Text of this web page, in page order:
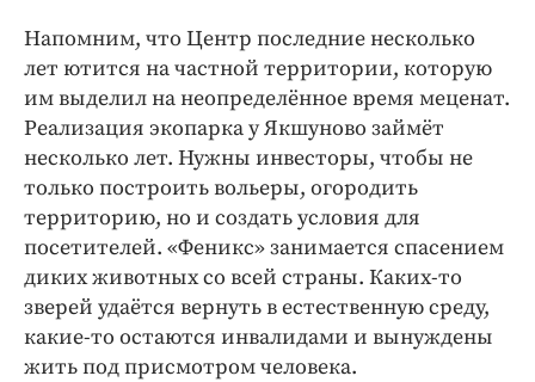
Напомним, что Центр последние несколько
лет ютится на частной территории, которую
им выделил на неопределённое время меценат.
Реализация экопарка у Якшуново займёт
несколько лет. Нужны инвесторы, чтобы не
только построить вольеры, огородить
территорию, но и создать условия для
посетителей. «Феникс» занимается спасением
диких животных со всей страны. Каких-то
зверей удаётся вернуть в естественную среду,
какие-то остаются инвалидами и вынуждены
жить под присмотром человека.